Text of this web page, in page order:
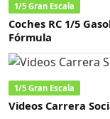
1/5 Gran Escala
Coches RC 1/5
Fórmula
1/5 Gran Escala
Videos Carrera